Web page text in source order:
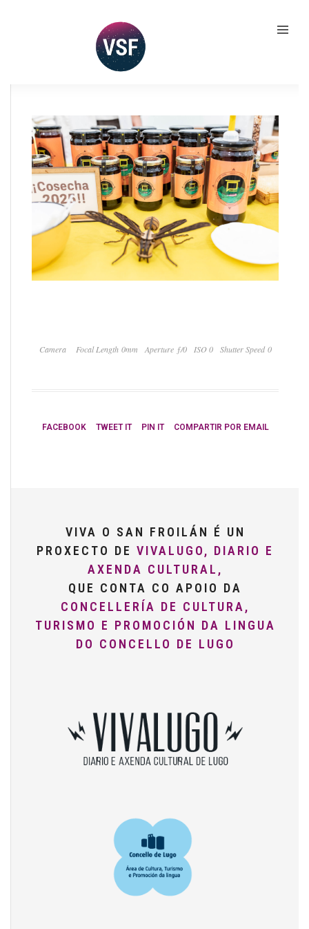
Camera Focal Length 0mm Aperture ƒ/0 ISO 0 Shutter Speed 0
FACEBOOK TWEET IT PIN IT COMPARTIR POR EMAIL
VIVA O SAN FROILÁN É UN
PROXECTO DE VIVALUGO, DIARIO E
AXENDA CULTURAL,
QUE CONTA CO APOIO DA
CONCELLERÍA DE CULTURA,
TURISMO E PROMOCIÓN DA LINGUA
DO CONCELLO DE LUGO